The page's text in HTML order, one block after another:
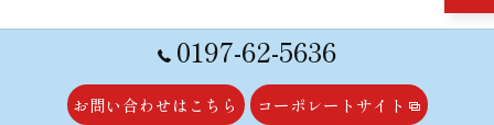
0197-62-5636
お問い合わせはこちら コーポレートサイト